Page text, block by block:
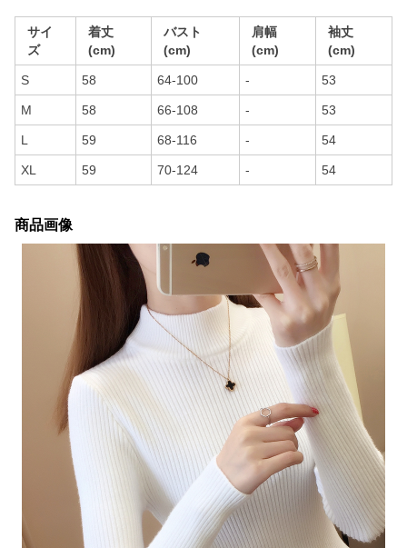
サイ
ズ
着丈
(cm)
バスト
(cm)
肩幅
(cm)
袖丈
(cm)
S 58 64-100 - 53
M 58 66-108 - 53
L 59 68-116 - 54
XL 59 70-124 - 54
商品画像